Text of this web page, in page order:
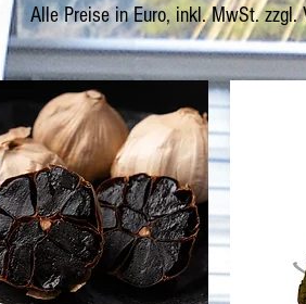
Alle Preise in Euro, inkl. MwSt. zzgl.